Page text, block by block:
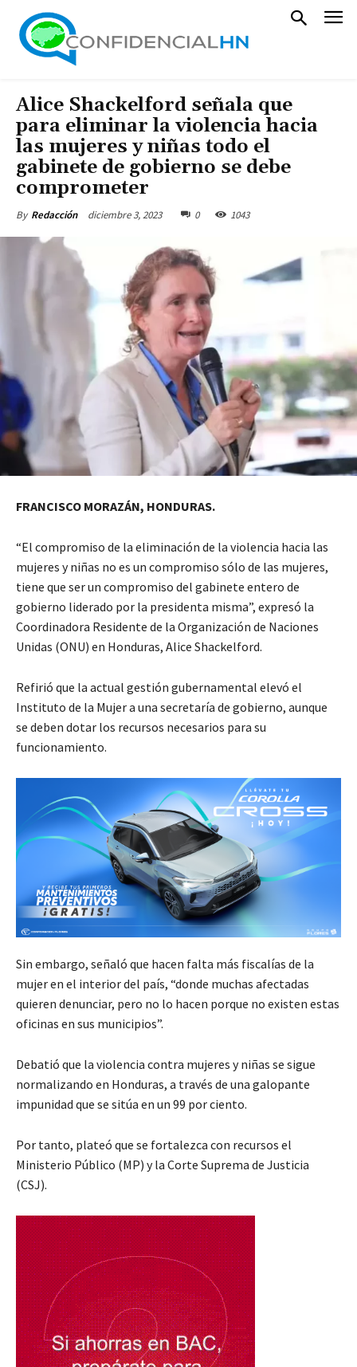
Alice Shackelford señala que
para eliminar la violencia hacia
las mujeres y niñas todo el
gabinete de gobierno se debe
comprometer
By Redacción diciembre 3, 2023 0 1043
FRANCISCO MORAZÁN, HONDURAS.
“El compromiso de la eliminación de la violencia hacia las
mujeres y niñas no es un compromiso sólo de las mujeres,
tiene que ser un compromiso del gabinete entero de
gobierno liderado por la presidenta misma”, expresó la
Coordinadora Residente de la Organización de Naciones
Unidas (ONU) en Honduras, Alice Shackelford.
Refirió que la actual gestión gubernamental elevó el
Instituto de la Mujer a una secretaría de gobierno, aunque
se deben dotar los recursos necesarios para su
funcionamiento.
Sin embargo, señaló que hacen falta más fiscalías de la
mujer en el interior del país, “donde muchas afectadas
quieren denunciar, pero no lo hacen porque no existen estas
oficinas en sus municipios”.
Debatió que la violencia contra mujeres y niñas se sigue
normalizando en Honduras, a través de una galopante
impunidad que se sitúa en un 99 por ciento.
Por tanto, plateó que se fortalezca con recursos el
Ministerio Público (MP) y la Corte Suprema de Justicia
(CSJ).